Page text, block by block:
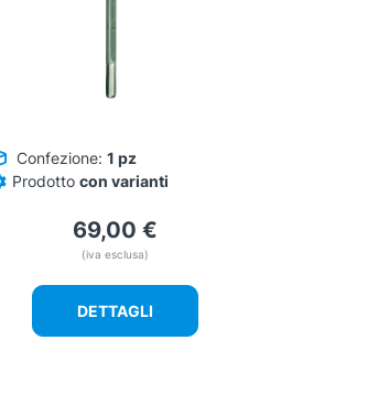
Confezione: 1 pz
Prodotto con varianti
69,00€
(iva esclusa)
DETTAGLI